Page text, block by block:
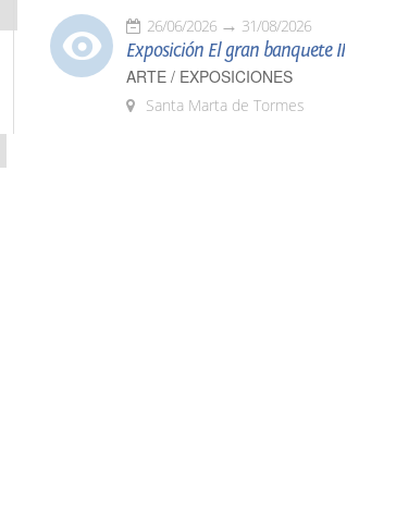
26/06/2026 31/08/2026
Exposición El gran banquete II
ARTE / EXPOSICIONES
Santa Marta de Tormes